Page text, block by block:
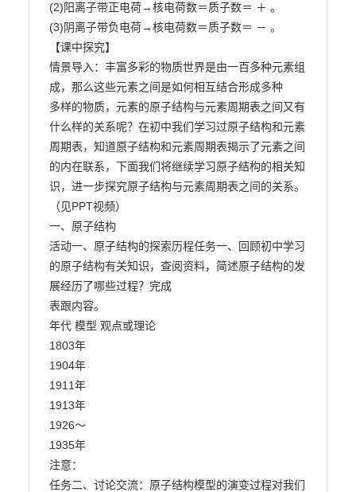
(2)阳离子带正电荷→核电荷数＝质子数＝ ＋ 。
(3)阴离子带负电荷→核电荷数＝质子数＝ － 。
【课中探究】
情景导入：丰富多彩的物质世界是由一百多种元素组
成，那么这些元素之间是如何相互结合形成多种
多样的物质，元素的原子结构与元素周期表之间又有
什么样的关系呢？在初中我们学习过原子结构和元素
周期表，知道原子结构和元素周期表揭示了元素之间
的内在联系，下面我们将继续学习原子结构的相关知
识，进一步探究原子结构与元素周期表之间的关系。
（见PPT视频）
一、原子结构
活动一、原子结构的探索历程任务一、回顾初中学习
的原子结构有关知识，查阅资料，简述原子结构的发
展经历了哪些过程？完成
表跟内容。
年代 模型 观点或理论
1803年
1904年
1911年
1913年
1926～
1935年
注意：
任务二、讨论交流：原子结构模型的演变过程对我们